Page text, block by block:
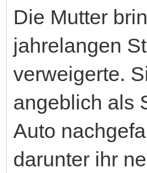
Die Mutter
jahrelangen
verweigerte.
angeblich als
Auto
darunter ihr